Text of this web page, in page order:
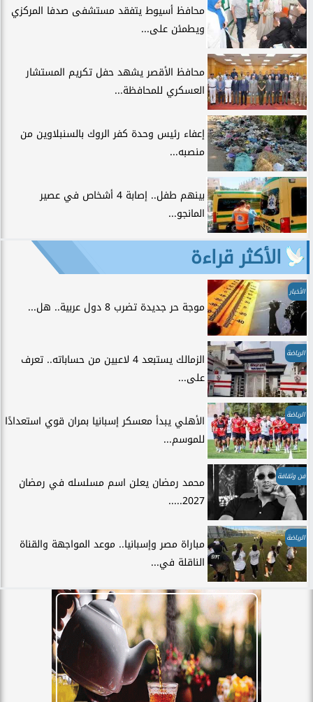
محافظ أسيوط يتفقد مستشفى صدفا المركزي
ويطمئن على...
محافظ الأقصر يشهد حفل تكريم المستشار
العسكري للمحافظة...
إعفاء رئيس وحدة كفر الروك بالسنبلاوين من
منصبه...
بينهم طفل.. إصابة 4 أشخاص في عصير
المانجو...
الأكثر قراءة
الأخبار
موجة حر جديدة تضرب 8 دول عربية.. هل...
الرياضة
الزمالك يستبعد 4 لاعبين من حساباته.. تعرف
على...
الرياضة
الأهلي يبدأ معسكر إسبانيا بمران قوي استعدادًا
للموسم...
فن وثقافة
محمد رمضان يعلن اسم مسلسله في رمضان
2027.....
الرياضة
مباراة مصر وإسبانيا.. موعد المواجهة والقناة
الناقلة في...